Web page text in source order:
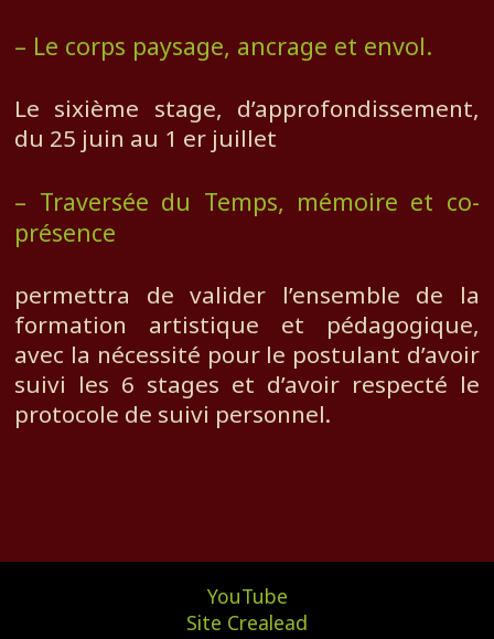
– Le corps paysage, ancrage et envol.
Le sixième stage, d’approfondissement,
du 25 juin au 1 er juillet
– Traversée du Temps, mémoire et co-
présence
permettra de valider l’ensemble de la
formation artistique et pédagogique,
avec la nécessité pour le postulant d’avoir
suivi les 6 stages et d’avoir respecté le
protocole de suivi personnel.
YouTube
Site Crealead